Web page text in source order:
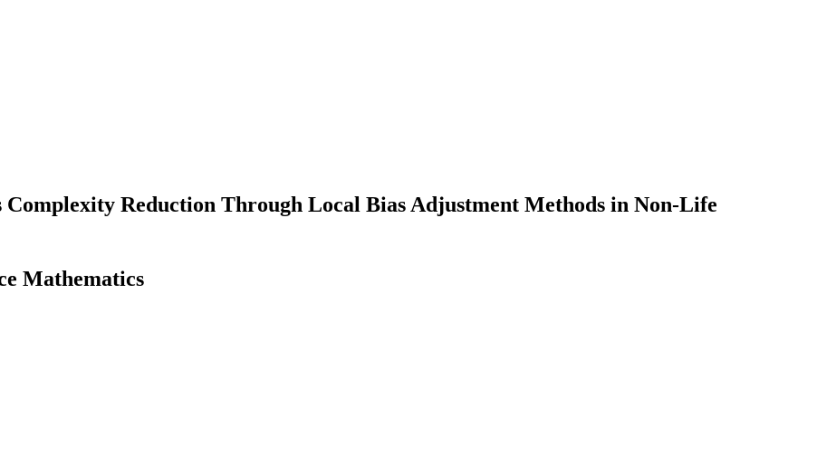
Reduction Through Local Bias Adjustment Methods in Non-Life
Mathematics